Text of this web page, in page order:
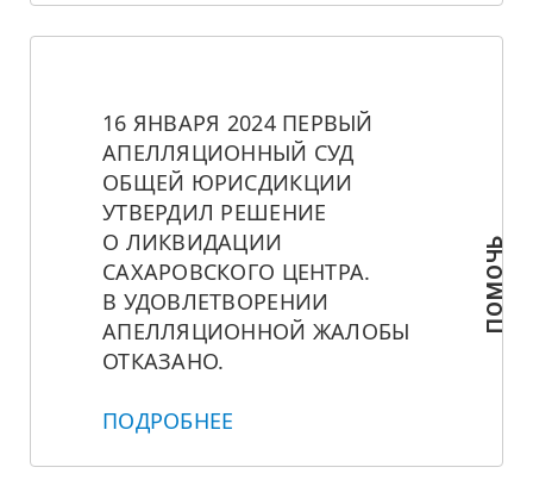
ПОМОЧЬ
16 ЯНВАРЯ 2024 ПЕРВЫЙ
АПЕЛЛЯЦИОННЫЙ СУД
ОБЩЕЙ ЮРИСДИКЦИИ
УТВЕРДИЛ РЕШЕНИЕ
О ЛИКВИДАЦИИ
САХАРОВСКОГО ЦЕНТРА.
В УДОВЛЕТВОРЕНИИ
АПЕЛЛЯЦИОННОЙ ЖАЛОБЫ
ОТКАЗАНО.
ПОДРОБНЕЕ